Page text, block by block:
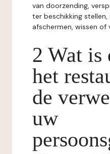
van doorzending,
ter beschikking
afschermen, wissen of
2 Wat is
het
de
uw